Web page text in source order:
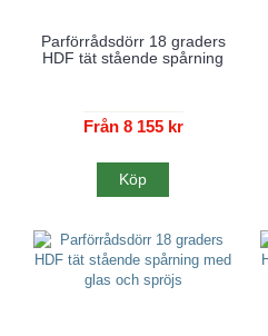
Parförrådsdörr 18 graders
HDF tät stående spårning
Från 8 155 kr
Köp